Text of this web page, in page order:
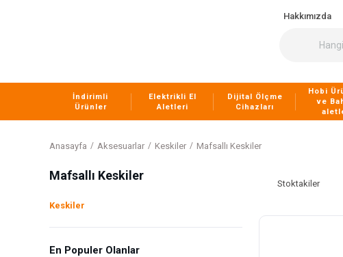
Hakkımızda
İndirimli
Ürünler
Elektrikli El
Aletleri
Dijital Ölçme
Cihazları
Hobi
ve
Anasayfa Aksesuarlar Keskiler Mafsallı Keskiler
Mafsallı Keskiler
Keskiler
En Populer Olanlar
Stoktakiler